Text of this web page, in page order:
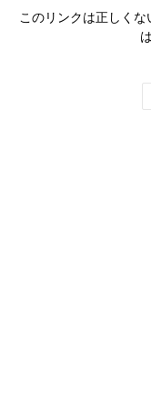
このリンクは正しく